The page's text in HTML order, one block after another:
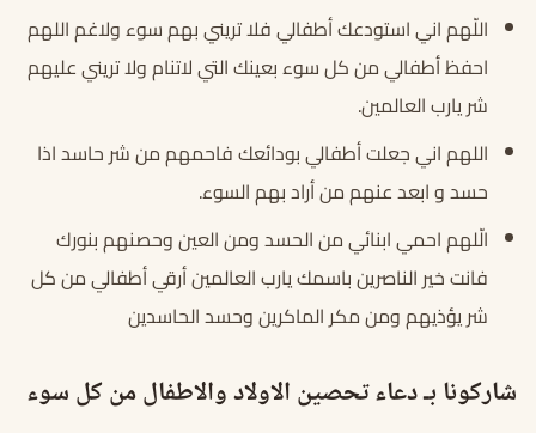
اللّهم اني استودعك أطفالي فلا تريني بهم سوء ولاغم اللهم
احفظ أطفالي من كل سوء بعينك التي لاتنام ولا تريني عليهم
شر يارب العالمين.
اللهم اني جعلت أطفالي بودائعك فاحمهم من شر حاسد اذا
حسد و ابعد عنهم من أراد بهم السوء.
الّلهم احمي ابنائي من الحسد ومن العين وحصنهم بنورك
فانت خير الناصرين باسمك يارب العالمين أرقي أطفالي من كل
شر يؤذيهم ومن مكر الماكرين وحسد الحاسدين
شاركونا بـ دعاء تحصين الاولاد والاطفال من كل سوء